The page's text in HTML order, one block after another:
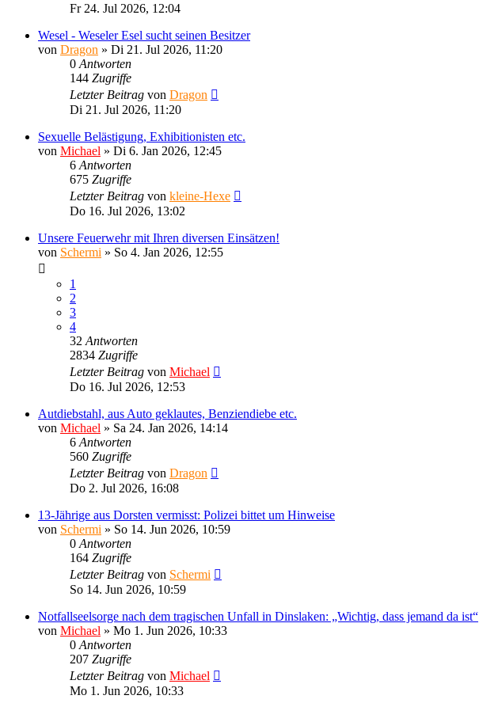
Fr 24. Jul 2026, 12:04
Wesel - Weseler Esel sucht seinen Besitzer
von Dragon » Di 21. Jul 2026, 11:20
0 Antworten
144 Zugriffe
Letzter Beitrag von Dragon
Di 21. Jul 2026, 11:20
Sexuelle Belästigung, Exhibitionisten etc.
von Michael » Di 6. Jan 2026, 12:45
6 Antworten
675 Zugriffe
Letzter Beitrag von kleine-Hexe
Do 16. Jul 2026, 13:02
Unsere Feuerwehr mit Ihren diversen Einsätzen!
von Schermi » So 4. Jan 2026, 12:55
1
2
3
4
32 Antworten
2834 Zugriffe
Letzter Beitrag von Michael
Do 16. Jul 2026, 12:53
Autdiebstahl, aus Auto geklautes, Benziendiebe etc.
von Michael » Sa 24. Jan 2026, 14:14
6 Antworten
560 Zugriffe
Letzter Beitrag von Dragon
Do 2. Jul 2026, 16:08
13-Jährige aus Dorsten vermisst: Polizei bittet um Hinweise
von Schermi » So 14. Jun 2026, 10:59
0 Antworten
164 Zugriffe
Letzter Beitrag von Schermi
So 14. Jun 2026, 10:59
Notfallseelsorge nach dem tragischen Unfall in Dinslaken: „Wichtig, dass jemand da ist“
von Michael » Mo 1. Jun 2026, 10:33
0 Antworten
207 Zugriffe
Letzter Beitrag von Michael
Mo 1. Jun 2026, 10:33